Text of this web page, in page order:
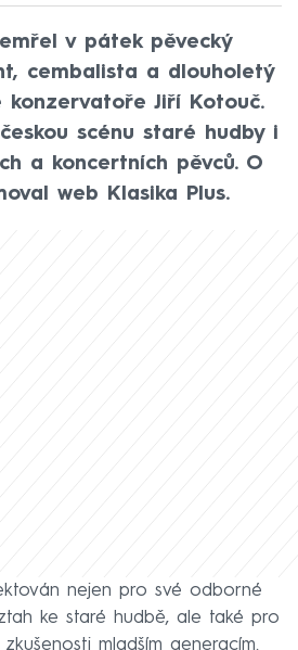
v pátek pěvecký
cembalista a dlouholetý
konzervatoře Jiří Kotouč.
scénu staré hudby i
a koncertních pěvců. O
web Klasika Plus.
nejen pro své odborné
ke staré hudbě, ale také pro
mladším generacím.